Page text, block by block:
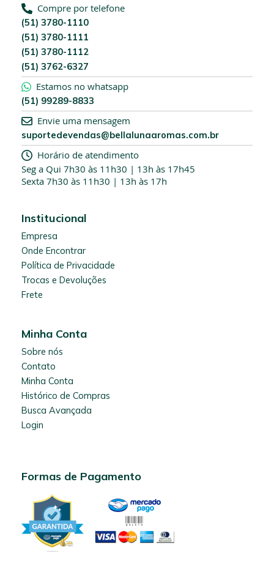
e
w
s
l
e
t
t
e
r
:
Compre por telefone
(51) 3780-1110
(51) 3780-1111
(51) 3780-1112
(51) 3762-6327
Estamos no whatsapp
(51) 99289-8833
Envie uma mensagem
suportedevendas@bellalunaaromas.com.br
Horário de atendimento
Seg a Qui 7h30 às 11h30 | 13h às 17h45
Sexta 7h30 às 11h30 | 13h às 17h
Institucional
Empresa
Onde Encontrar
Política de Privacidade
Trocas e Devoluções
Frete
Minha Conta
Sobre nós
Contato
Minha Conta
Histórico de Compras
Busca Avançada
Login
Formas de Pagamento